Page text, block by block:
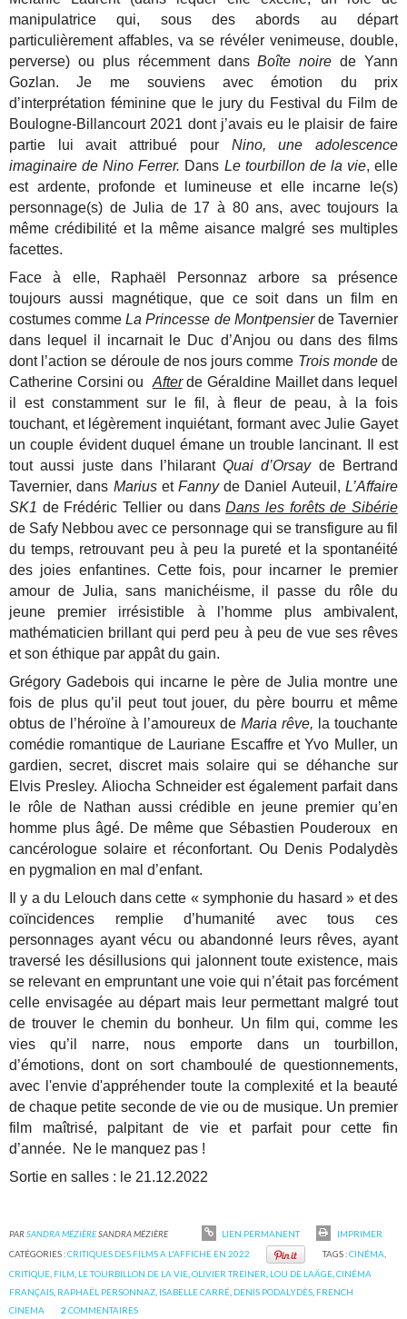
manipulatrice qui, sous des abords au départ
particulièrement affables, va se révéler venimeuse, double,
perverse) ou plus récemment dansBoîte noire de Yann
Gozlan. Je me souviens avec émotion du prix
d’interprétation féminine que le jury du Festival du Film de
Boulogne-Billancourt 2021 dont j’avais eu le plaisir de faire
partie lui avait attribué pour Nino, une adolescence
imaginaire de Nino Ferrer. Dans Le tourbillon de la vie, elle
est ardente, profonde et lumineuse et elle incarne le(s)
personnage(s) de Julia de 17 à 80 ans, avec toujours la
même crédibilité et la même aisance malgré ses multiples
facettes.
Face à elle, Raphaël Personnaz arbore sa présence
toujours aussi magnétique, que ce soit dans un film en
costumes commeLa Princesse de Montpensierde Tavernier
dans lequel il incarnait le Duc d’Anjou ou dans des films
dont l’action se déroule de nos jours comme Trois mondede
Catherine Corsini ou After de Géraldine Maillet dans lequel
il est constamment sur le fil, à fleur de peau, à la fois
touchant, et légèrement inquiétant, formant avec Julie Gayet
un couple évident duquel émane un trouble lancinant. Il est
tout aussi juste dans l’hilarantQuai d’Orsayde Bertrand
Tavernier, dans Mariuset Fannyde Daniel Auteuil, L’Affaire
SK1 de Frédéric Tellier ou dansDans les forêts de Sibérie
de Safy Nebbou avec ce personnage qui se transfigure au fil
du temps, retrouvant peu à peu la pureté et la spontanéité
des joies enfantines. Cette fois, pour incarner le premier
amour de Julia, sans manichéisme, il passe du rôle du
jeune premier irrésistible à l’homme plus ambivalent,
mathématicien brillant qui perd peu à peu de vue ses rêves
et son éthique par appât du gain.
Grégory Gadebois qui incarne le père de Julia montre une
fois de plus qu’il peut tout jouer, du père bourru et même
obtus de l’héroïne à l’amoureux de Maria rêve, la touchante
comédie romantique de Lauriane Escaffre et Yvo Muller, un
gardien, secret, discret mais solaire qui se déhanche sur
Elvis Presley. Aliocha Schneider est également parfait dans
le rôle de Nathan aussi crédible en jeune premier qu’en
homme plus âgé. De même que Sébastien Pouderoux en
cancérologue solaire et réconfortant. Ou Denis Podalydès
en pygmalion en mal d’enfant.
Il y a du Lelouch dans cette « symphonie du hasard » et des
coïncidences remplie d’humanité avec tous ces
personnages ayant vécu ou abandonné leurs rêves, ayant
traversé les désillusions qui jalonnent toute existence, mais
se relevant en empruntant une voie qui n’était pas forcément
celle envisagée au départ mais leur permettant malgré tout
de trouver le chemin du bonheur. Un film qui, comme les
vies qu’il narre, nous emporte dans un tourbillon,
d’émotions, dont on sort chamboulé de questionnements,
avec l'envie d'appréhender toute la complexité et la beauté
de chaque petite seconde de vie ou de musique. Un premier
film maîtrisé, palpitant de vie et parfait pour cette fin
d’année. Ne le manquez pas !
Sortie en salles : le 21.12.2022
PARSANDRA MÉZIÈRESANDRA MÉZIÈRE LIEN PERMANENT
IMPRIMER
CATÉGORIES :CRITIQUES DES FILMS A L'AFFICHE EN 2022 TAGS :CINÉMA
CRITIQUE FILM LE TOURBILLON DE LA VIE ,OLIVIER TREINER LOU DE LAÄGE ,CINÉMA
FRANÇAIS RAPHAËL PERSONNAZ ISABELLE CARRÉ DENIS PODALYDÈS FRENCH
CINEMA
2 COMMENTAIRES